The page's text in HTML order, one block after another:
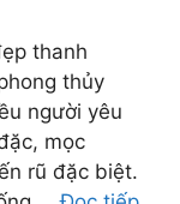
thanh
thủy
người yêu
mọc
rũ đặc biệt.